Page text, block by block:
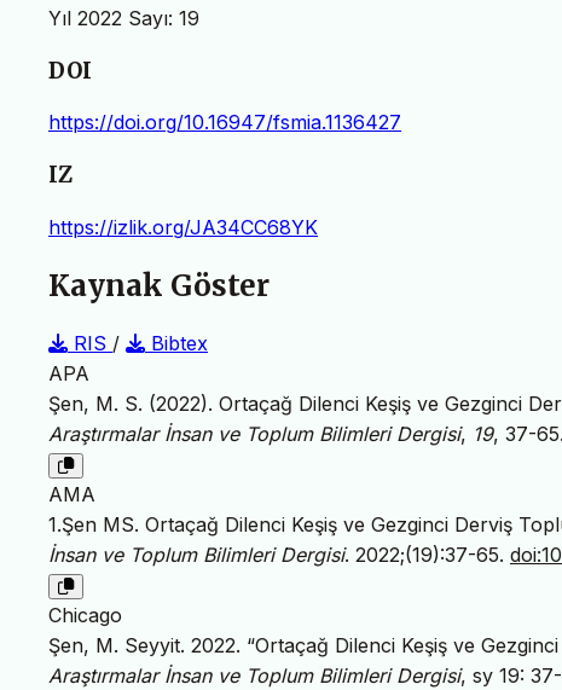
Yıl 2022 Sayı: 19
DOI
https://doi.org/10.16947/fsmia.1136427
IZ
https://izlik.org/JA34CC68YK
Kaynak Göster
RIS /
Bibtex
APA
Şen, M. S. (2022). Ortaçağ Dilenci Keşiş ve Gezginci
Araştırmalar İnsan ve Toplum Bilimleri Dergisi, 19, 37-65.
AMA
1.Şen MS. Ortaçağ Dilenci Keşiş ve Gezginci Derviş
İnsan ve Toplum Bilimleri Dergisi. 2022;(19):37-65.
Chicago
Şen, M. Seyyit. 2022. “Ortaçağ Dilenci Keşiş ve
Araştırmalar İnsan ve Toplum Bilimleri Dergisi, sy 19: